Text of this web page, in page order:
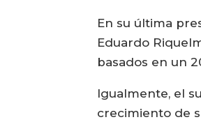
En su última
Eduardo
basados en un
Igualmente, el
crecimiento de